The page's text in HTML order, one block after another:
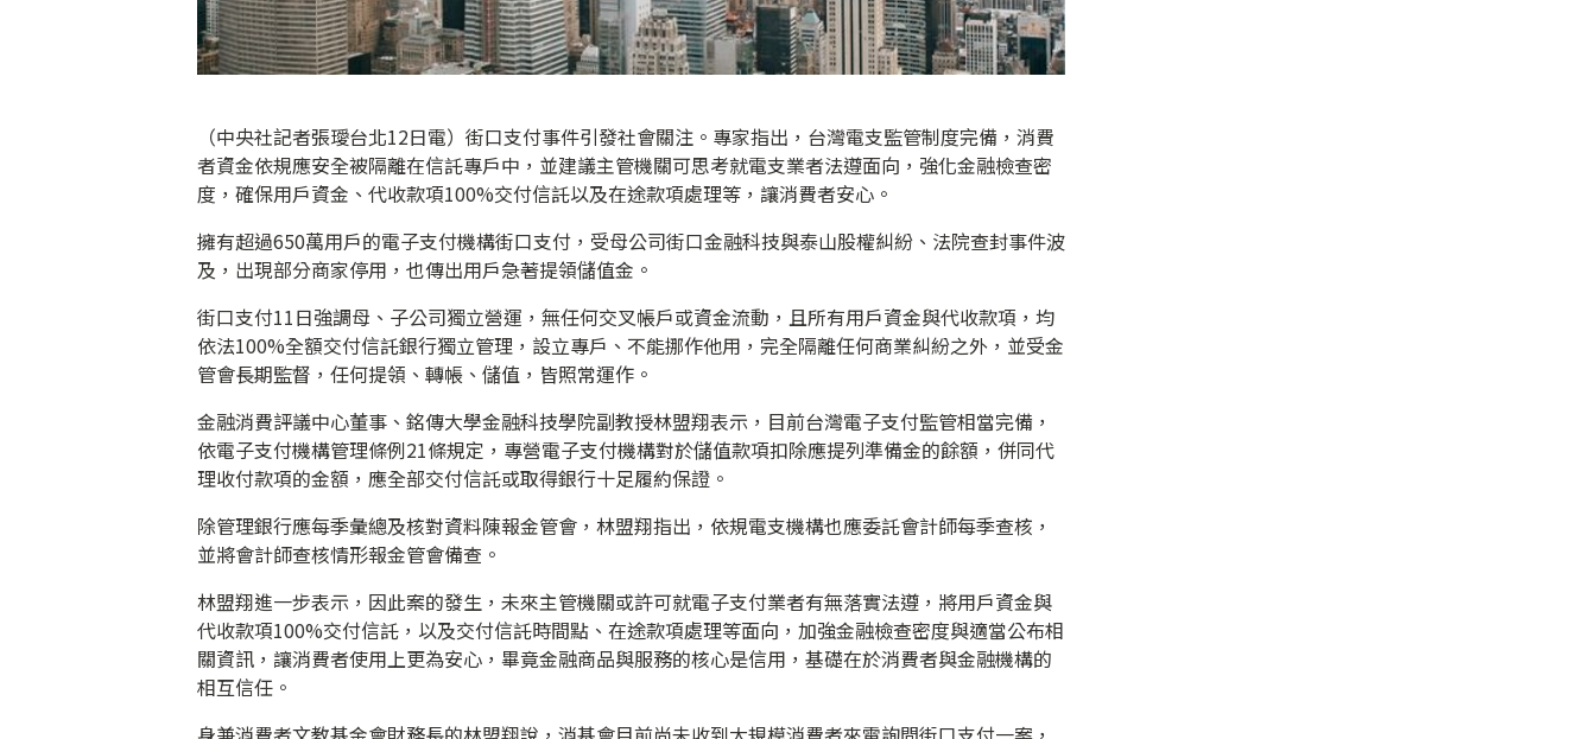
（中央社記者張璦台北12日電）街口支付事件引發社會關注。專家指出，台灣電支監管制度完備，消費
者資金依規應安全被隔離在信託專戶中，並建議主管機關可思考就電支業者法遵面向，強化金融檢查密
度，確保用戶資金、代收款項100%交付信託以及在途款項處理等，讓消費者安心。
擁有超過650萬用戶的電子支付機構街口支付，受母公司街口金融科技與泰山股權糾紛、法院查封事件波
及，出現部分商家停用，也傳出用戶急著提領儲值金。
街口支付11日強調母、子公司獨立營運，無任何交叉帳戶或資金流動，且所有用戶資金與代收款項，均
依法100%全額交付信託銀行獨立管理，設立專戶、不能挪作他用，完全隔離任何商業糾紛之外，並受金
管會長期監督，任何提領、轉帳、儲值，皆照常運作。
金融消費評議中心董事、銘傳大學金融科技學院副教授林盟翔表示，目前台灣電子支付監管相當完備，
依電子支付機構管理條例21條規定，專營電子支付機構對於儲值款項扣除應提列準備金的餘額，併同代
理收付款項的金額，應全部交付信託或取得銀行十足履約保證。
除管理銀行應每季彙總及核對資料陳報金管會，林盟翔指出，依規電支機構也應委託會計師每季查核，
並將會計師查核情形報金管會備查。
林盟翔進一步表示，因此案的發生，未來主管機關或許可就電子支付業者有無落實法遵，將用戶資金與
代收款項100%交付信託，以及交付信託時間點、在途款項處理等面向，加強金融檢查密度與適當公布相
關資訊，讓消費者使用上更為安心，畢竟金融商品與服務的核心是信用，基礎在於消費者與金融機構的
相互信任。